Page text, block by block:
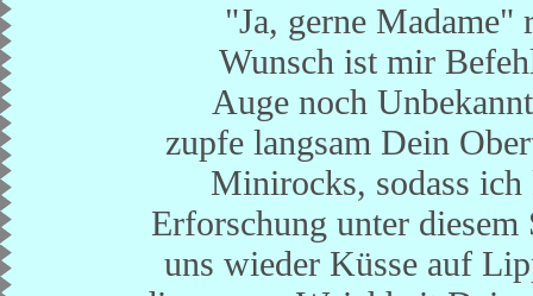
"Ja, gerne
Wunsch ist mir
Auge noch
zupfe langsam Dein
Minirocks, sodass
Erforschung unter
uns wieder Küsse auf